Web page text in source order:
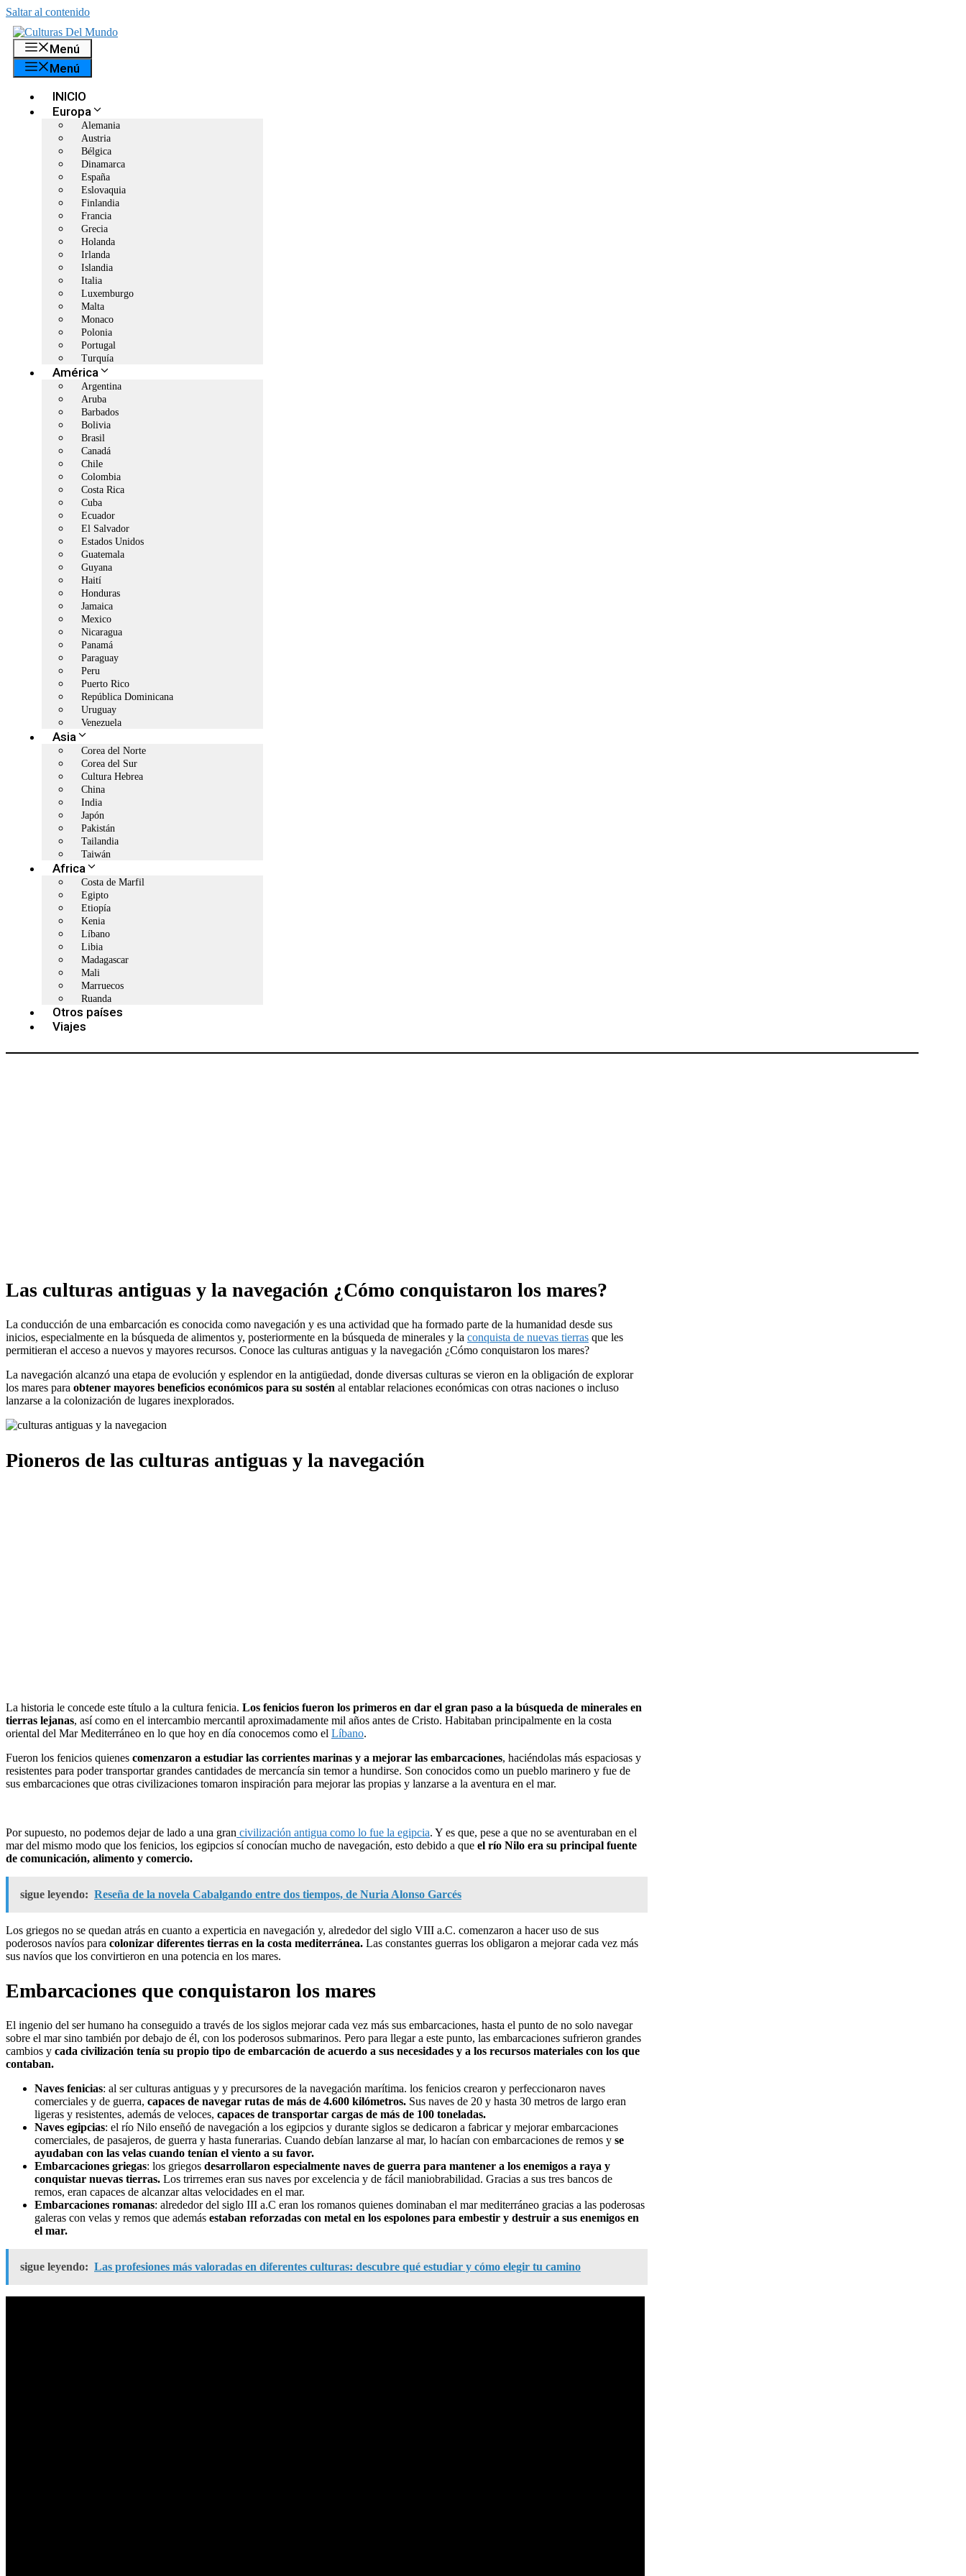
Saltar al contenido
Menú
Menú
INICIO
Europa
Alemania
Austria
Bélgica
Dinamarca
España
Eslovaquia
Finlandia
Francia
Grecia
Holanda
Irlanda
Islandia
Italia
Luxemburgo
Malta
Monaco
Polonia
Portugal
Turquía
América
Argentina
Aruba
Barbados
Bolivia
Brasil
Canadá
Chile
Colombia
Costa Rica
Cuba
Ecuador
El Salvador
Estados Unidos
Guatemala
Guyana
Haití
Honduras
Jamaica
Mexico
Nicaragua
Panamá
Paraguay
Peru
Puerto Rico
República Dominicana
Uruguay
Venezuela
Asia
Corea del Norte
Corea del Sur
Cultura Hebrea
China
India
Japón
Pakistán
Tailandia
Taiwán
Africa
Costa de Marfil
Egipto
Etiopía
Kenia
Líbano
Libia
Madagascar
Mali
Marruecos
Ruanda
Otros países
Viajes
Las culturas antiguas y la navegación ¿Cómo conquistaron los mares?
La conducción de una embarcación es conocida como navegación y es una actividad que ha formado parte de la humanidad desde sus
inicios, especialmente en la búsqueda de alimentos y, posteriormente en la búsqueda de minerales y la conquista de nuevas tierras que les
permitieran el acceso a nuevos y mayores recursos. Conoce las culturas antiguas y la navegación ¿Cómo conquistaron los mares?
La navegación alcanzó una etapa de evolución y esplendor en la antigüedad, donde diversas culturas se vieron en la obligación de explorar
los mares para obtener mayores beneficios económicos para su sostén al entablar relaciones económicas con otras naciones o incluso
lanzarse a la colonización de lugares inexplorados.
Pioneros de las culturas antiguas y la navegación
La historia le concede este título a la cultura fenicia. Los fenicios fueron los primeros en dar el gran paso a la búsqueda de minerales en
tierras lejanas, así como en el intercambio mercantil aproximadamente mil años antes de Cristo. Habitaban principalmente en la costa
oriental del Mar Mediterráneo en lo que hoy en día conocemos como el Líbano.
Fueron los fenicios quienes comenzaron a estudiar las corrientes marinas y a mejorar las embarcaciones, haciéndolas más espaciosas y
resistentes para poder transportar grandes cantidades de mercancía sin temor a hundirse. Son conocidos como un pueblo marinero y fue de
sus embarcaciones que otras civilizaciones tomaron inspiración para mejorar las propias y lanzarse a la aventura en el mar.
Por supuesto, no podemos dejar de lado a una gran civilización antigua como lo fue la egipcia. Y es que, pese a que no se aventuraban en el
mar del mismo modo que los fenicios, los egipcios sí conocían mucho de navegación, esto debido a que el río Nilo era su principal fuente
de comunicación, alimento y comercio.
sigue leyendo: Reseña de la novela Cabalgando entre dos tiempos, de Nuria Alonso Garcés
Los griegos no se quedan atrás en cuanto a experticia en navegación y, alrededor del siglo VIII a.C. comenzaron a hacer uso de sus
poderosos navíos para colonizar diferentes tierras en la costa mediterránea. Las constantes guerras los obligaron a mejorar cada vez más
sus navíos que los convirtieron en una potencia en los mares.
Embarcaciones que conquistaron los mares
El ingenio del ser humano ha conseguido a través de los siglos mejorar cada vez más sus embarcaciones, hasta el punto de no solo navegar
sobre el mar sino también por debajo de él, con los poderosos submarinos. Pero para llegar a este punto, las embarcaciones sufrieron grandes
cambios y cada civilización tenía su propio tipo de embarcación de acuerdo a sus necesidades y a los recursos materiales con los que
contaban.
Naves fenicias: al ser culturas antiguas y y precursores de la navegación marítima. los fenicios crearon y perfeccionaron naves
comerciales y de guerra, capaces de navegar rutas de más de 4.600 kilómetros. Sus naves de 20 y hasta 30 metros de largo eran
ligeras y resistentes, además de veloces, capaces de transportar cargas de más de 100 toneladas.
Naves egipcias: el río Nilo enseñó de navegación a los egipcios y durante siglos se dedicaron a fabricar y mejorar embarcaciones
comerciales, de pasajeros, de guerra y hasta funerarias. Cuando debían lanzarse al mar, lo hacían con embarcaciones de remos y se
ayudaban con las velas cuando tenían el viento a su favor.
Embarcaciones griegas: los griegos desarrollaron especialmente naves de guerra para mantener a los enemigos a raya y
conquistar nuevas tierras. Los trirremes eran sus naves por excelencia y de fácil maniobrabilidad. Gracias a sus tres bancos de
remos, eran capaces de alcanzar altas velocidades en el mar.
Embarcaciones romanas: alrededor del siglo III a.C eran los romanos quienes dominaban el mar mediterráneo gracias a las poderosas
galeras con velas y remos que además estaban reforzadas con metal en los espolones para embestir y destruir a sus enemigos en
el mar.
sigue leyendo: Las profesiones más valoradas en diferentes culturas: descubre qué estudiar y cómo elegir tu camino